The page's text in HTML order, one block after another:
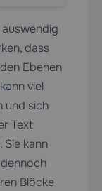
dass
Ebenen
viel
und sich
Text
Sie kann
Blöcke